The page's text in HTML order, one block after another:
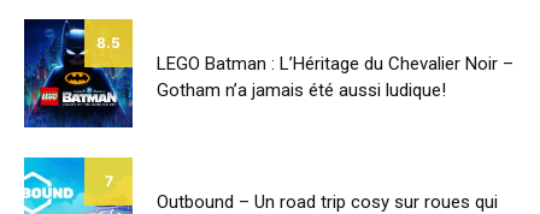
8.5
LEGO Batman : L’Héritage du Chevalier Noir –
Gotham n’a jamais été aussi ludique!
7
Outbound – Un road trip cosy sur roues qui